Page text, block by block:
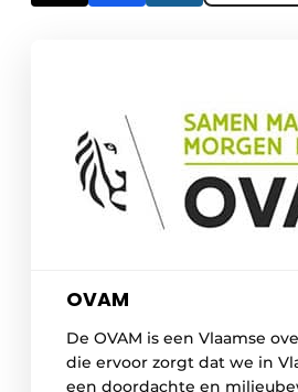
OVAM
De OVAM is een Vlaamse
die ervoor zorgt dat we in
een doordachte en